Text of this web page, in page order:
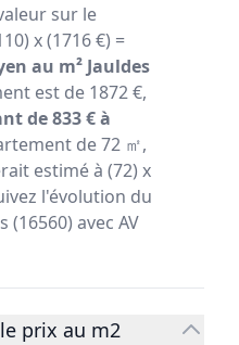
sur le
x (1716 €) =
au m² Jauldes
est de 1872 €,
de 833 € à
de 72 ㎡,
estimé à (72) x
l'évolution du
avec AV
prix au m2